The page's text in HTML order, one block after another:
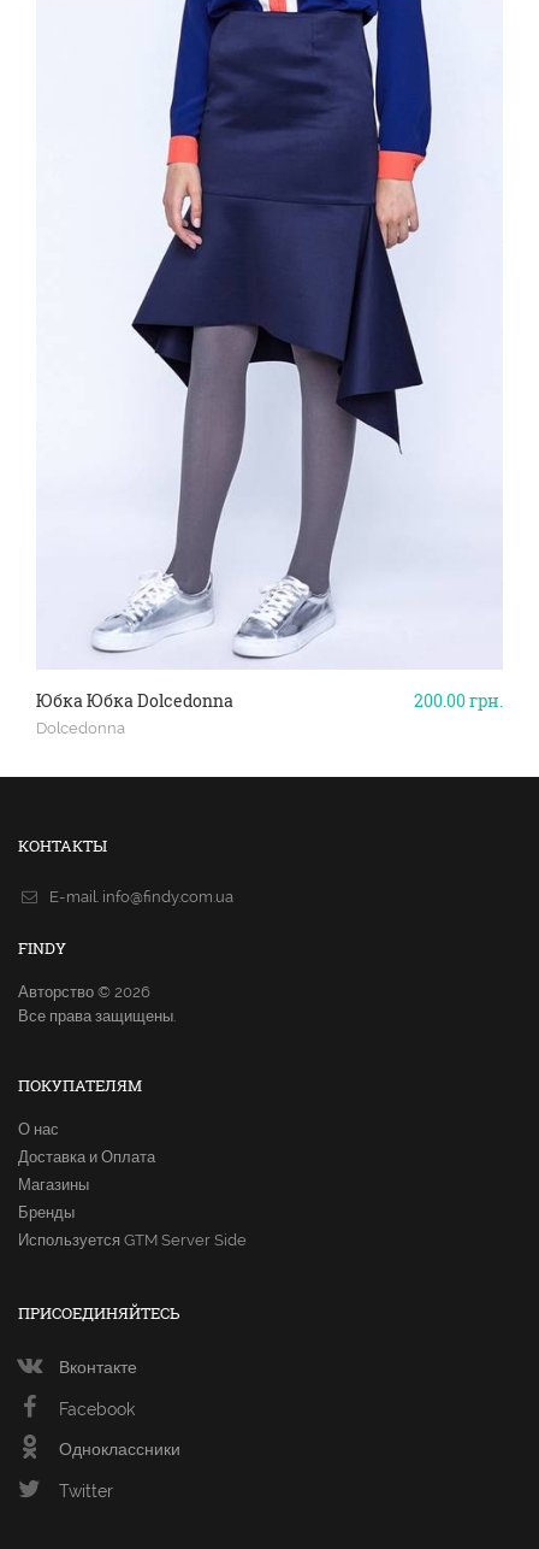
200.00грн.
Юбка Юбка Dolcedonna
Dolcedonna
КОНТАКТЫ
E-mail. info@findy.com.ua
FINDY
Авторство © 2026
Все права защищены.
ПОКУПАТЕЛЯМ
О нас
Доставка и Оплата
Магазины
Бренды
Используется GTM Server Side
ПРИСОЕДИНЯЙТЕСЬ
Вконтакте
Facebook
Одноклассники
Twitter